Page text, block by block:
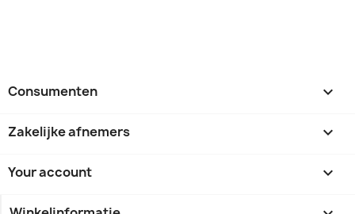
Consumenten 
Zakelijke afnemers 
Your account 